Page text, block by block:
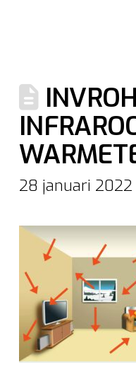
28 januari 2022